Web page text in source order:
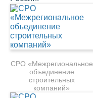
СРО «Межрегиональное
объединение
строительных
компаний»